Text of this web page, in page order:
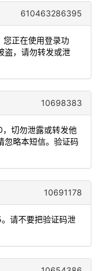
610463286395
您正在使用登录功
盗，请勿转发或泄
10698383
切勿泄露或转发他
忽略本短信。验证码
10691178
请不要把验证码泄